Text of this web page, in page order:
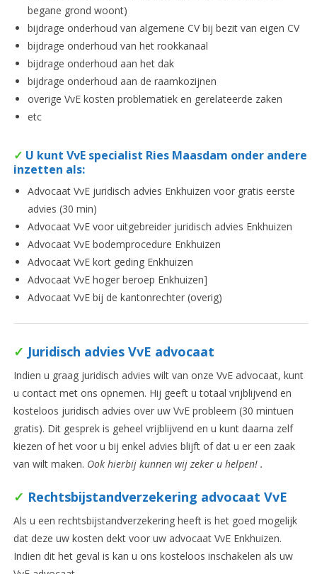
begane grond woont)
bijdrage onderhoud van algemene CV bij bezit van eigen CV
bijdrage onderhoud van het rookkanaal
bijdrage onderhoud aan het dak
bijdrage onderhoud aan de raamkozijnen
overige VvE kosten problematiek en gerelateerde zaken
etc
✓ U kunt VvE specialist Ries Maasdam onder andere
inzetten als:
Advocaat VvE juridisch advies Enkhuizen voor gratis eerste
advies (30 min)
Advocaat VvE voor uitgebreider juridisch advies Enkhuizen
Advocaat VvE bodemprocedure Enkhuizen
Advocaat VvE kort geding Enkhuizen
Advocaat VvE hoger beroep Enkhuizen]
Advocaat VvE bij de kantonrechter (overig)
✓ Juridisch advies VvE advocaat
Indien u graag juridisch advies wilt van onze VvE advocaat, kunt
u contact met ons opnemen. Hij geeft u totaal vrijblijvend en
kosteloos juridisch advies over uw VvE probleem (30 mintuen
gratis). Dit gesprek is geheel vrijblijvend en u kunt daarna zelf
kiezen of het voor u bij enkel advies blijft of dat u er een zaak
van wilt maken. Ook hierbij kunnen wij zeker u helpen! .
✓ Rechtsbijstandverzekering advocaat VvE
Als u een rechtsbijstandverzekering heeft is het goed mogelijk
dat deze uw kosten dekt voor uw advocaat VvE Enkhuizen.
Indien dit het geval is kan u ons kosteloos inschakelen als uw